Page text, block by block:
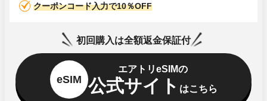
クーポンコード入力で10％OFF
初回購入は全額返金保証付
eSIM
エアトリeSIMの
公式サイト はこちら